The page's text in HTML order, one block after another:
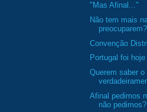
"Mas Afinal..."
Não tem mais
preocuparem?
Convenção
Portugal foi
Querem saber o
Afinal pedimos
não pedimos?